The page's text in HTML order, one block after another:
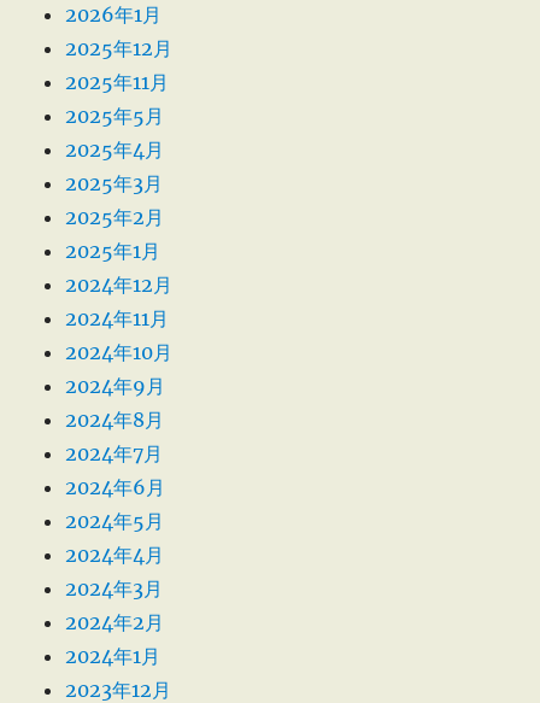
2026年1月
2025年12月
2025年11月
2025年5月
2025年4月
2025年3月
2025年2月
2025年1月
2024年12月
2024年11月
2024年10月
2024年9月
2024年8月
2024年7月
2024年6月
2024年5月
2024年4月
2024年3月
2024年2月
2024年1月
2023年12月